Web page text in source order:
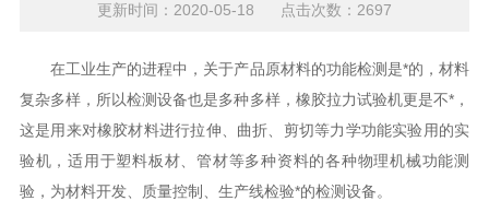
更新时间：2020-05-18 点击次数：2697
在工业生产的进程中，关于产品原材料的功能检测是*的，材料
复杂多样，所以检测设备也是多种多样，橡胶拉力试验机更是不*，
这是用来对橡胶材料进行拉伸、曲折、剪切等力学功能实验用的实
验机，适用于塑料板材、管材等多种资料的各种物理机械功能测
验，为材料开发、质量控制、生产线检验*的检测设备。